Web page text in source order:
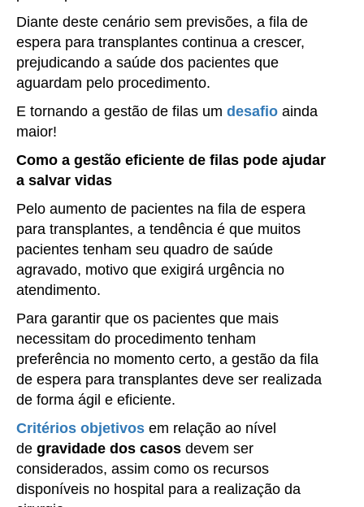
Diante deste cenário sem previsões, a fila de
espera para transplantes continua a crescer,
prejudicando a saúde dos pacientes que
aguardam pelo procedimento.
E tornando a gestão de filas um desafio ainda
maior!
Como a gestão eficiente de filas pode ajudar
a salvar vidas
Pelo aumento de pacientes na fila de espera
para transplantes, a tendência é que muitos
pacientes tenham seu quadro de saúde
agravado, motivo que exigirá urgência no
atendimento.
Para garantir que os pacientes que mais
necessitam do procedimento tenham
preferência no momento certo, a gestão da fila
de espera para transplantes deve ser realizada
de forma ágil e eficiente.
Critérios objetivos em relação ao nível
de gravidade dos casos devem ser
considerados, assim como os recursos
disponíveis no hospital para a realização da